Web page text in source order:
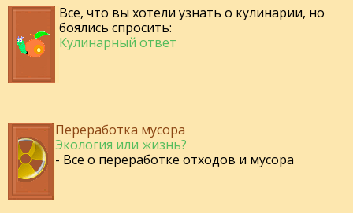
Все, что вы хотели узнать о кулинарии, но
боялись спросить:
Кулинарный ответ
Переработка мусора
Экология или жизнь?
- Все о переработке отходов и мусора